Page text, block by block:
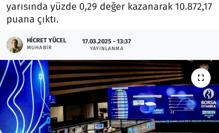
yarısında yüzde 0,29 değer kazanarak 10.872,17
puana çıktı.
HICRET YÜCEL
MUHABIR
17.03.2025 - 13:37
YAYINLANMA
Lezzet Durağı
Memur ve Kamu
Otomobil
Oyun
Ramazan